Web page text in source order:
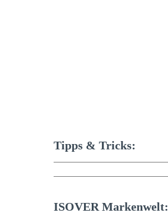
Tipps & Tricks:
ISOVER Markenwelt: